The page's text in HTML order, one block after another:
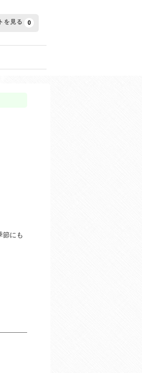
を見る
0
節にも